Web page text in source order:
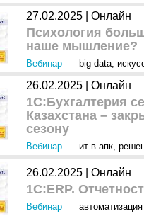
27.02.2025 | Онлайн
Психология
наше мышление?
Вебинар big data,
26.02.2025 | Онлайн
1С:Бухгалтерия
Казахстана –
сезону
Вебинар ит в апк,
26.02.2025 | Онлайн
1С:ERP.
Вебинар